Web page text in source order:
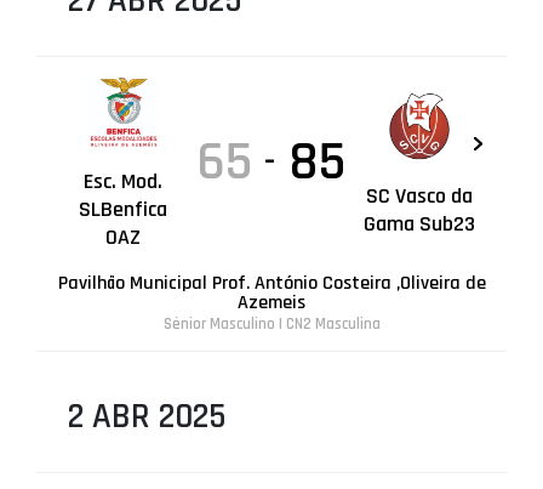
Esc. Mod.
SLBenfica
OAZ
65 - 85
SC Vasco da
Gama Sub23
Pavilhão Municipal Prof. António Costeira ,Oliveira de
Azemeis
Sénior Masculino | CN2 Masculina
2 ABR 2025